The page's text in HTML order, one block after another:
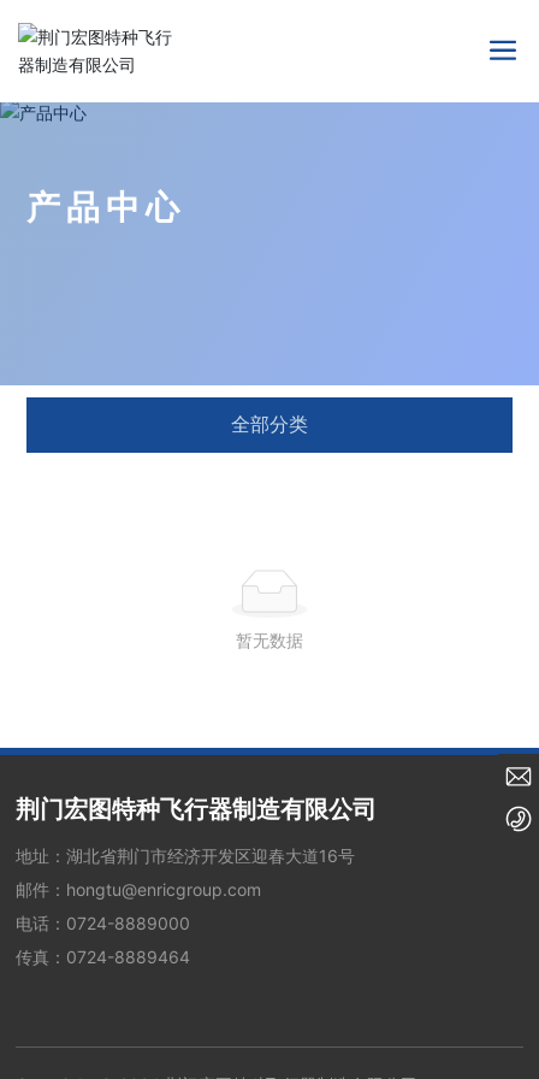
产品中心
全部分类
暂无数据
荆门宏图特种飞行器制造有限公司
地址：湖北省荆门市经济开发区迎春大道16号
邮件： hongtu@enricgroup.com
电话： 0724-8889000
传真：0724-8889464
0724-8889000